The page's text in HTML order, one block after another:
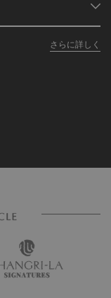
さらに詳しく